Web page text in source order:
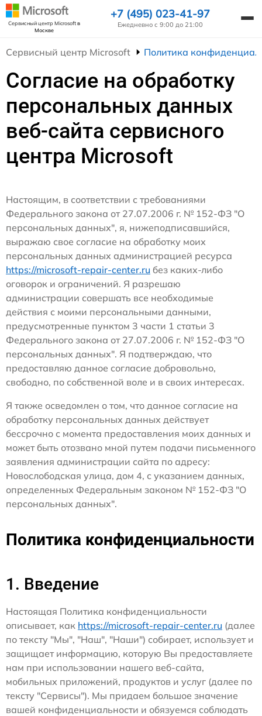
Сервисный центр Microsoftв
Москве
+7 (495) 023-41-97
Ежедневно с 9:00 до 21:00
Сервисный центр Microsoft Политика
Согласие на обработку
персональных данных
веб-сайта сервисного
центра Microsoft
Настоящим, в соответствии с требованиями
Федерального закона от 27.07.2006 г. № 152-ФЗ "О
персональных данных", я, нижеподписавшийся,
выражаю свое согласие на обработку моих
персональных данных администрацией ресурса
https://microsoft-repair-center.ru без каких-либо
оговорок и ограничений. Я разрешаю
администрации совершать все необходимые
действия с моими персональными данными,
предусмотренные пунктом 3 части 1 статьи 3
Федерального закона от 27.07.2006 г. № 152-ФЗ "О
персональных данных". Я подтверждаю, что
предоставляю данное согласие добровольно,
свободно, по собственной воле и в своих интересах.
Я также осведомлен о том, что данное согласие на
обработку персональных данных действует
бессрочно с момента предоставления моих данных и
может быть отозвано мной путем подачи письменного
заявления администрации сайта по адресу:
Новослободская улица, дом 4, с указанием данных,
определенных Федеральным законом № 152-ФЗ "О
персональных данных".
Политика конфиденциальности
1. Введение
Настоящая Политика конфиденциальности
описывает, как https://microsoft-repair-center.ru (далее
по тексту "Мы", "Наш", "Наши") собирает, использует и
защищает информацию, которую Вы предоставляете
нам при использовании нашего веб-сайта,
мобильных приложений, продуктов и услуг (далее по
тексту "Сервисы"). Мы придаем большое значение
вашей конфиденциальности и обязуемся соблюдать